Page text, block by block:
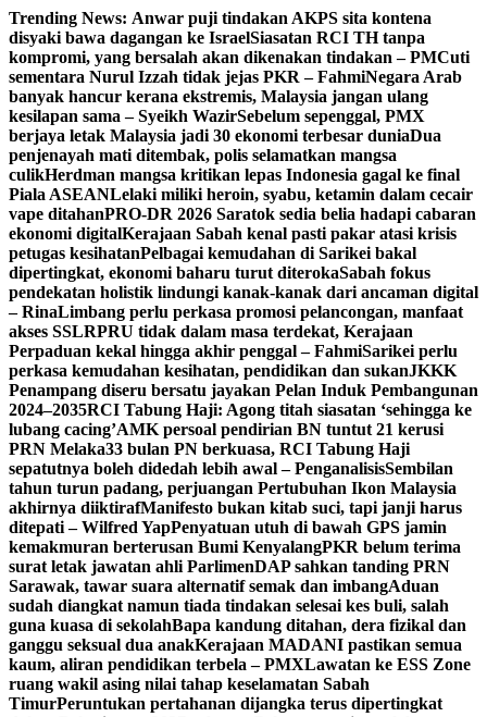
Skip
to
content
Trending News: Anwar puji tindakan AKPS sita kontena
disyaki bawa dagangan ke IsraelSiasatan RCI TH tanpa
kompromi, yang bersalah akan dikenakan tindakan – PMCuti
sementara Nurul Izzah tidak jejas PKR – FahmiNegara Arab
banyak hancur kerana ekstremis, Malaysia jangan ulang
kesilapan sama – Syeikh WazirSebelum sepenggal, PMX
berjaya letak Malaysia jadi 30 ekonomi terbesar duniaDua
penjenayah mati ditembak, polis selamatkan mangsa
culikHerdman mangsa kritikan lepas Indonesia gagal ke final
Piala ASEANLelaki miliki heroin, syabu, ketamin dalam cecair
vape ditahanPRO-DR 2026 Saratok sedia belia hadapi cabaran
ekonomi digitalKerajaan Sabah kenal pasti pakar atasi krisis
petugas kesihatanPelbagai kemudahan di Sarikei bakal
dipertingkat, ekonomi baharu turut diterokaSabah fokus
pendekatan holistik lindungi kanak-kanak dari ancaman digital
– RinaLimbang perlu perkasa promosi pelancongan, manfaat
akses SSLRPRU tidak dalam masa terdekat, Kerajaan
Perpaduan kekal hingga akhir penggal – FahmiSarikei perlu
perkasa kemudahan kesihatan, pendidikan dan sukanJKKK
Penampang diseru bersatu jayakan Pelan Induk Pembangunan
2024–2035RCI Tabung Haji: Agong titah siasatan ‘sehingga ke
lubang cacing’AMK persoal pendirian BN tuntut 21 kerusi
PRN Melaka33 bulan PN berkuasa, RCI Tabung Haji
sepatutnya boleh didedah lebih awal – PenganalisisSembilan
tahun turun padang, perjuangan Pertubuhan Ikon Malaysia
akhirnya diiktirafManifesto bukan kitab suci, tapi janji harus
ditepati – Wilfred YapPenyatuan utuh di bawah GPS jamin
kemakmuran berterusan Bumi KenyalangPKR belum terima
surat letak jawatan ahli ParlimenDAP sahkan tanding PRN
Sarawak, tawar suara alternatif semak dan imbangAduan
sudah diangkat namun tiada tindakan selesai kes buli, salah
guna kuasa di sekolahBapa kandung ditahan, dera fizikal dan
ganggu seksual dua anakKerajaan MADANI pastikan semua
kaum, aliran pendidikan terbela – PMXLawatan ke ESS Zone
ruang wakil asing nilai tahap keselamatan Sabah
TimurPeruntukan pertahanan dijangka terus dipertingkat